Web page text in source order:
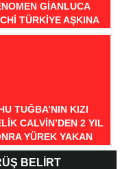
GIANLUCA
TÜRKIYE AŞKINA
GELIYOR!
TUĞBA’NIN KIZI
CALVİN’DEN 2 YIL
YÜREK YAKAN
İTİRAFLAR
BELİRT